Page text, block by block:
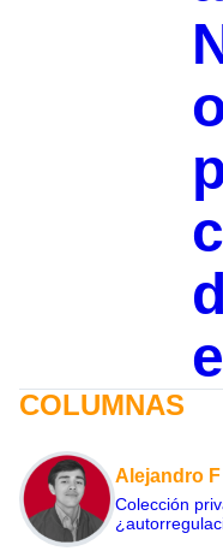
COLUMNAS
Alejandro
Colección